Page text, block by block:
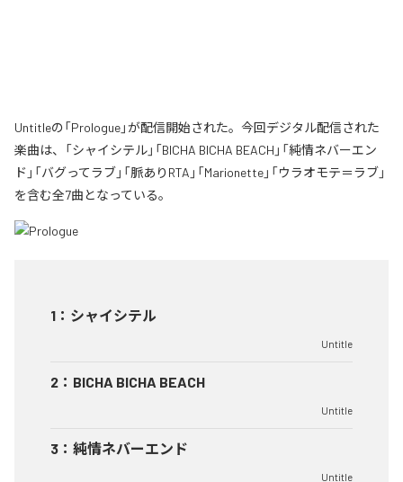
Untitleの「Prologue」が配信開始された。今回デジタル配信された
楽曲は、「シャイシテル」「BICHA BICHA BEACH」「純情ネバーエン
ド」「バグってラブ」「脈ありRTA」「Marionette」「ウラオモテ＝ラブ」
を含む全7曲となっている。
1 ： シャイシテル
Untitle
2 ： BICHA BICHA BEACH
Untitle
3 ： 純情ネバーエンド
Untitle